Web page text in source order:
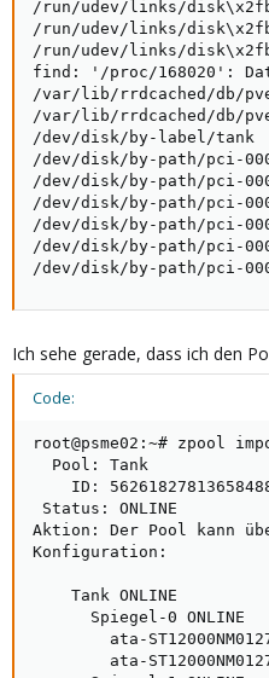
/run/udev/links/
/run/udev/links/
/run/udev/links/
find: '/proc/168020':
/var/lib/rrdcached/db/
/var/lib/rrdcached/db/
/dev/disk/by-label/tank
/dev/disk/by-path/pci-
/dev/disk/by-path/pci-
/dev/disk/by-path/pci-
/dev/disk/by-path/pci-
/dev/disk/by-path/pci-
/dev/disk/by-path/pci-
Ich sehe gerade, dass ich den
Code:
root@psme02:~# zpool
  Pool: Tank
ID:
Status: ONLINE
Aktion: Der Pool kann
Konfiguration:
    Tank ONLINE
      Spiegel-0 ONLINE
ata-
ata-